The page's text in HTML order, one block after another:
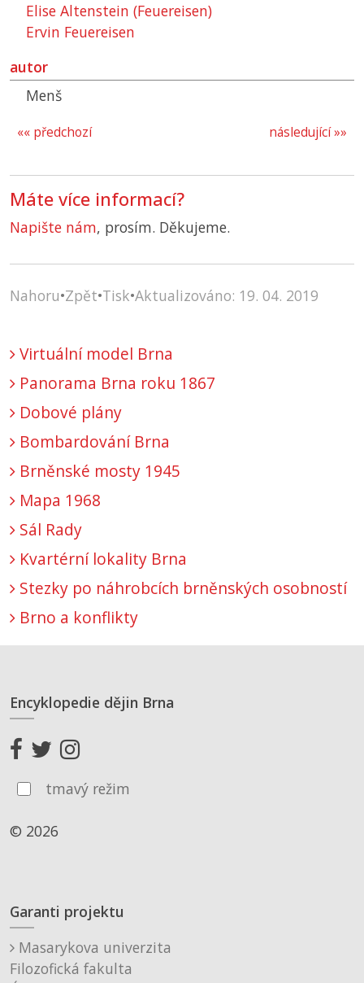
Elise Altenstein (Feuereisen)
Ervin Feuereisen
autor
Menš
následující »»
«« předchozí
Máte více informací?
Napište nám, prosím. Děkujeme.
Nahoru•Zpět•Tisk•Aktualizováno: 19. 04. 2019
Virtuální model Brna
Panorama Brna roku 1867
Dobové plány
Bombardování Brna
Brněnské mosty 1945
Mapa 1968
Sál Rady
Kvartérní lokality Brna
Stezky po náhrobcích brněnských osobností
Brno a konflikty
Encyklopedie dějin Brna
tmavý režim
© 2026
Garanti projektu
Masarykova univerzita
Filozofická fakulta